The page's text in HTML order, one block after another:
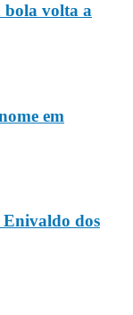
bola volta a
em
Enivaldo dos